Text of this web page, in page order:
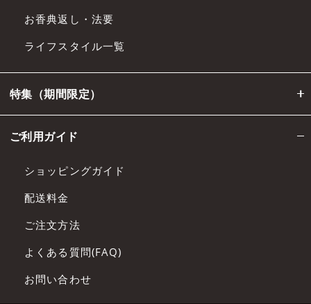
お香典返し・法要
ライフスタイル一覧
特集（期間限定）
ご利用ガイド
ショッピングガイド
配送料金
ご注文方法
よくある質問(FAQ)
お問い合わせ